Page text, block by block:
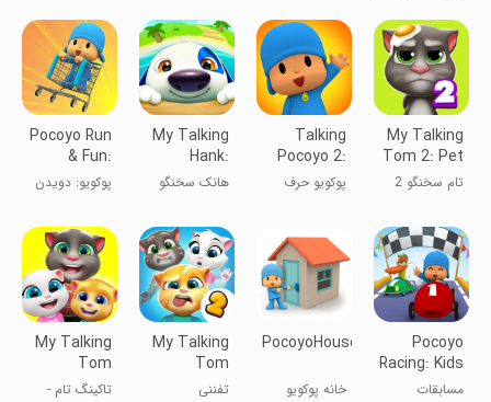
My Talking
Tom 2: Pet
Game
تام سخنگو 2
Talking
Pocoyo 2:
Virtual Play
پوکویو حرف
My Talking
Hank:
Islands
هانک سخنگو
Pocoyo Run
& Fun:
Cartoon
Jump
پوکویو: دویدن
کارتون
Pocoyo
Racing: Kids
Car Race
مسابقات
PocoyoHouse
خانه پوکویو
My Talking
Tom
Friends 2
تفننی
My Talking
Tom
Friends
تاکینگ تام -